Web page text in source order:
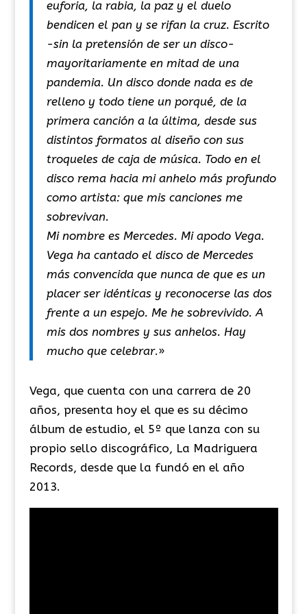
euforia, la rabia, la paz y el duelo
bendicen el pan y se rifan la cruz. Escrito
-sin la pretensión de ser un disco-
mayoritariamente en mitad de una
pandemia. Un disco donde nada es de
relleno y todo tiene un porqué, de la
primera canción a la última, desde sus
distintos formatos al diseño con sus
troqueles de caja de música. Todo en el
disco rema hacia mi anhelo más profundo
como artista: que mis canciones me
sobrevivan.
Mi nombre es Mercedes. Mi apodo Vega.
Vega ha cantado el disco de Mercedes
más convencida que nunca de que es un
placer ser idénticas y reconocerse las dos
frente a un espejo. Me he sobrevivido. A
mis dos nombres y sus anhelos. Hay
mucho que celebrar.»
Vega, que cuenta con una carrera de 20
años, presenta hoy el que es su décimo
álbum de estudio, el 5º que lanza con su
propio sello discográfico, La Madriguera
Records, desde que la fundó en el año
2013.